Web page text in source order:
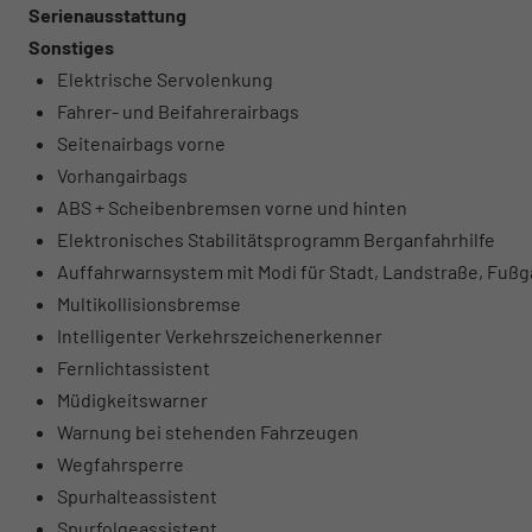
Serienausstattung
Sonstiges
Elektrische Servolenkung
Fahrer- und Beifahrerairbags
Seitenairbags vorne
Vorhangairbags
ABS + Scheibenbremsen vorne und hinten
Elektronisches Stabilitätsprogramm Berganfahrhilfe
Auffahrwarnsystem mit Modi für Stadt, Landstraße,
Multikollisionsbremse
Intelligenter Verkehrszeichenerkenner
Fernlichtassistent
Müdigkeitswarner
Warnung bei stehenden Fahrzeugen
Wegfahrsperre
Spurhalteassistent